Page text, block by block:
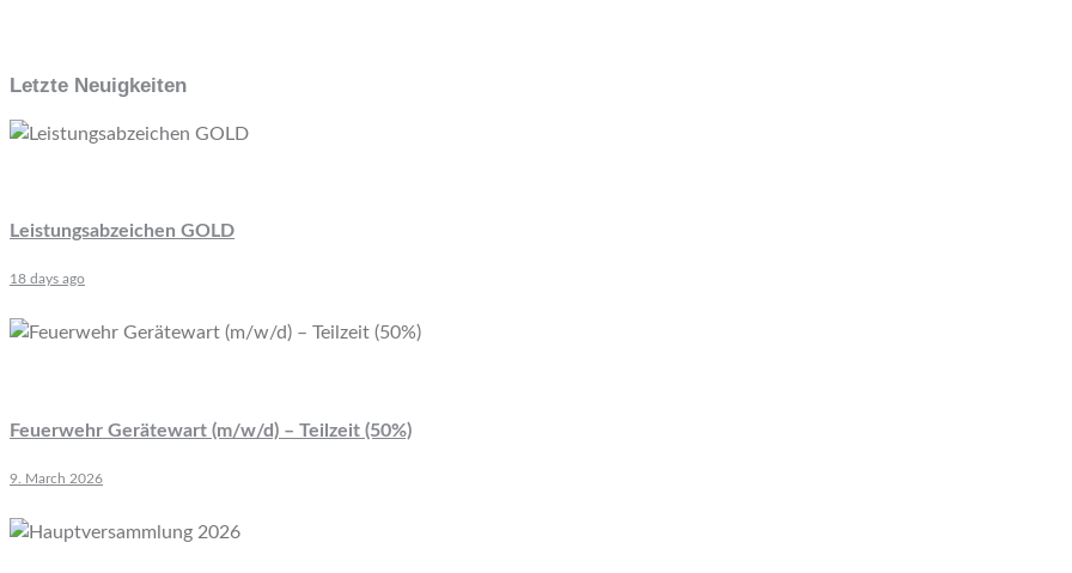
Letzte Neuigkeiten
Leistungsabzeichen GOLD
18 days ago
Feuerwehr Gerätewart (m/w/d) – Teilzeit (50%)
9. March 2026